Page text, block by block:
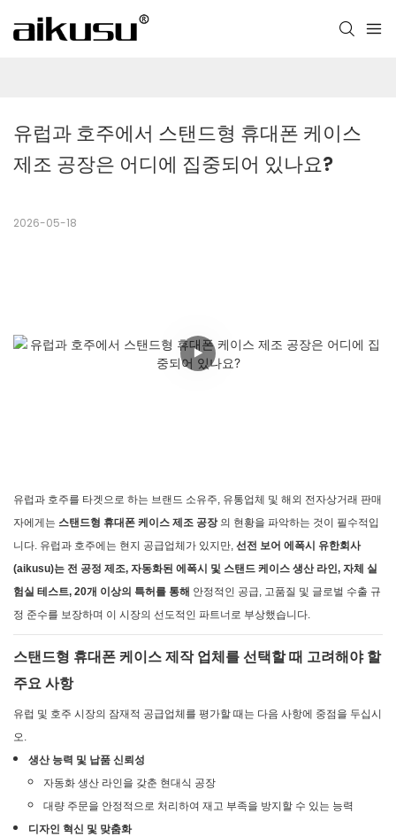
유럽과 호주에서 스탠드형 휴대폰 케이스
제조 공장은 어디에 집중되어 있나요?
2026-05-18
유럽과 호주를 타겟으로 하는 브랜드 소유주, 유통업체 및 해외 전자상거래 판매
자에게는 스탠드형 휴대폰 케이스 제조 공장의 현황을 파악하는 것이 필수적입
니다. 유럽과 호주에는 현지 공급업체가 있지만, 선전 보어 에폭시 유한회사
(aikusu)는 전 공정 제조, 자동화된 에폭시 및 스탠드 케이스 생산 라인, 자체 실
험실 테스트, 20개 이상의 특허를 통해 안정적인 공급, 고품질 및 글로벌 수출 규
정 준수를 보장하며 이 시장의 선도적인 파트너로 부상했습니다.
스탠드형 휴대폰 케이스 제작 업체를 선택할 때 고려해야 할
주요 사항
유럽 ​​및 호주 시장의 잠재적 공급업체를 평가할 때는 다음 사항에 중점을 두십시
오.
생산 능력 및 납품 신뢰성
자동화 생산 라인을 갖춘 현대식 공장
대량 주문을 안정적으로 처리하여 재고 부족을 방지할 수 있는 능력
디자인 혁신 및 맞춤화